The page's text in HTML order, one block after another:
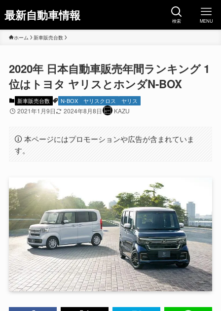
最新自動車情報 検索 MENU
ホーム 新車販売台数
2020年 日本自動車販売年間ランキング 1
位はトヨタ ヤリスとホンダN-BOX
新車販売台数 N-BOX ヤリスクロス ヤリス
2021年1月9日 2024年8月8日 KAZU
本ページにはプロモーションや広告が含まれていま
す。